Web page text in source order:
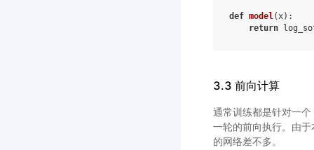
def model ( x):
return
3.3 前向计算
通常训练都是针对一
一轮的前向执行。由
的网络差不多。